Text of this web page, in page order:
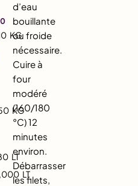
KG
KG
LT
LT
d’eau
bouillante
ou froide
nécessaire.
Cuire à
four
modéré
(160/180
°C) 12
minutes
environ.
Débarrasser
les filets,